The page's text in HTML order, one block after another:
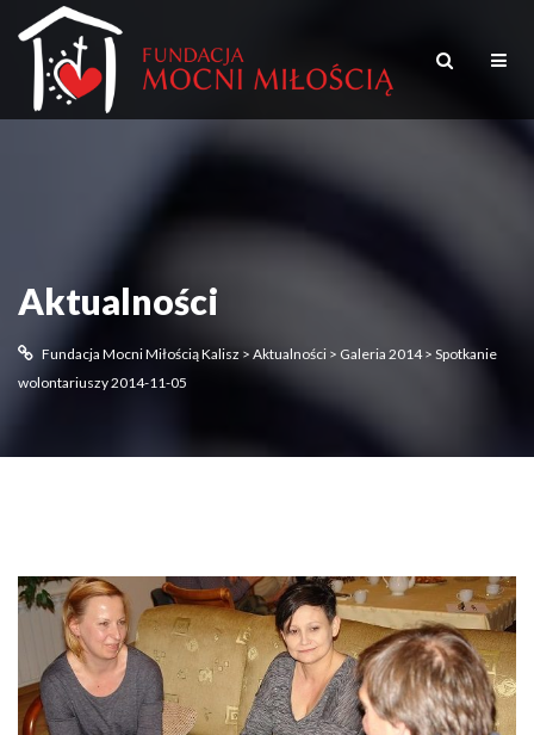
Aktualności
Fundacja Mocni Miłością Kalisz > Aktualności > Galeria 2014> Spotkanie
wolontariuszy 2014-11-05